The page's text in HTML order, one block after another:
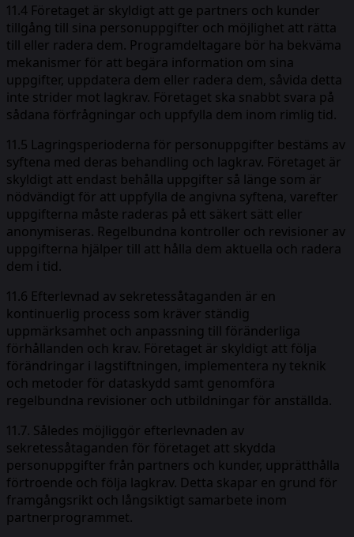
11.4 Företaget är skyldigt att ge partners och kunder
tillgång till sina personuppgifter och möjlighet att rätta
till eller radera dem. Programdeltagare bör ha bekväma
mekanismer för att begära information om sina
uppgifter, uppdatera dem eller radera dem, såvida detta
inte strider mot lagkrav. Företaget ska snabbt svara på
sådana förfrågningar och uppfylla dem inom rimlig tid.
11.5 Lagringsperioderna för personuppgifter bestäms av
syftena med deras behandling och lagkrav. Företaget är
skyldigt att endast behålla uppgifter så länge som är
nödvändigt för att uppfylla de angivna syftena, varefter
uppgifterna måste raderas på ett säkert sätt eller
anonymiseras. Regelbundna kontroller och revisioner av
uppgifterna hjälper till att hålla dem aktuella och radera
dem i tid.
11.6 Efterlevnad av sekretessåtaganden är en
kontinuerlig process som kräver ständig
uppmärksamhet och anpassning till föränderliga
förhållanden och krav. Företaget är skyldigt att följa
förändringar i lagstiftningen, implementera ny teknik
och metoder för dataskydd samt genomföra
regelbundna revisioner och utbildningar för anställda.
11.7. Således möjliggör efterlevnaden av
sekretessåtaganden för företaget att skydda
personuppgifter från partners och kunder, upprätthålla
förtroende och följa lagkrav. Detta skapar en grund för
framgångsrikt och långsiktigt samarbete inom
partnerprogrammet.